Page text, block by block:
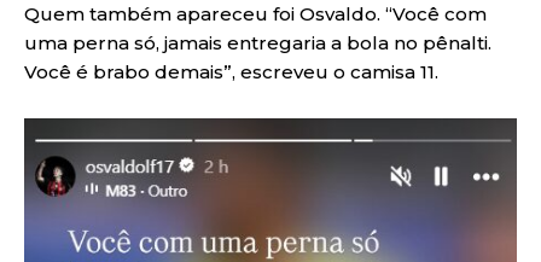
Quem também apareceu foi Osvaldo. “Você com
uma perna só, jamais entregaria a bola no pênalti.
Você é brabo demais”, escreveu o camisa 11.